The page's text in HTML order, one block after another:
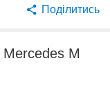
Поділитись
M